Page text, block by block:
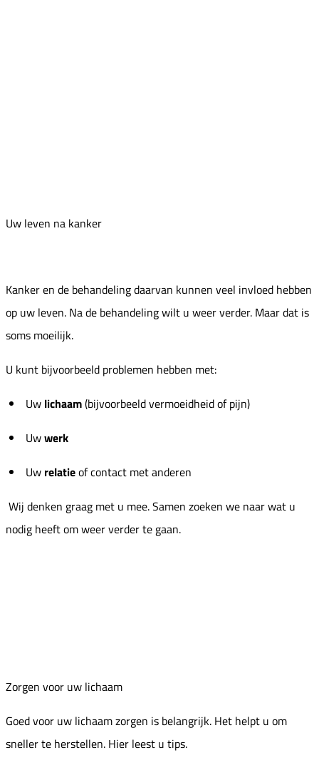
Uw leven na kanker
Kanker en de behandeling daarvan kunnen veel invloed hebben
op uw leven. Na de behandeling wilt u weer verder. Maar dat is
soms moeilijk.
U kunt bijvoorbeeld problemen hebben met:
Uw lichaam(bijvoorbeeld vermoeidheid of pijn)
Uwwerk
Uw relatieof contact met anderen
Wij denken graag met u mee. Samen zoeken we naar wat u
nodig heeft om weer verder te gaan.
Zorgen voor uw lichaam
Goed voor uw lichaam zorgen is belangrijk. Het helpt u om
sneller te herstellen. Hier leest u tips.